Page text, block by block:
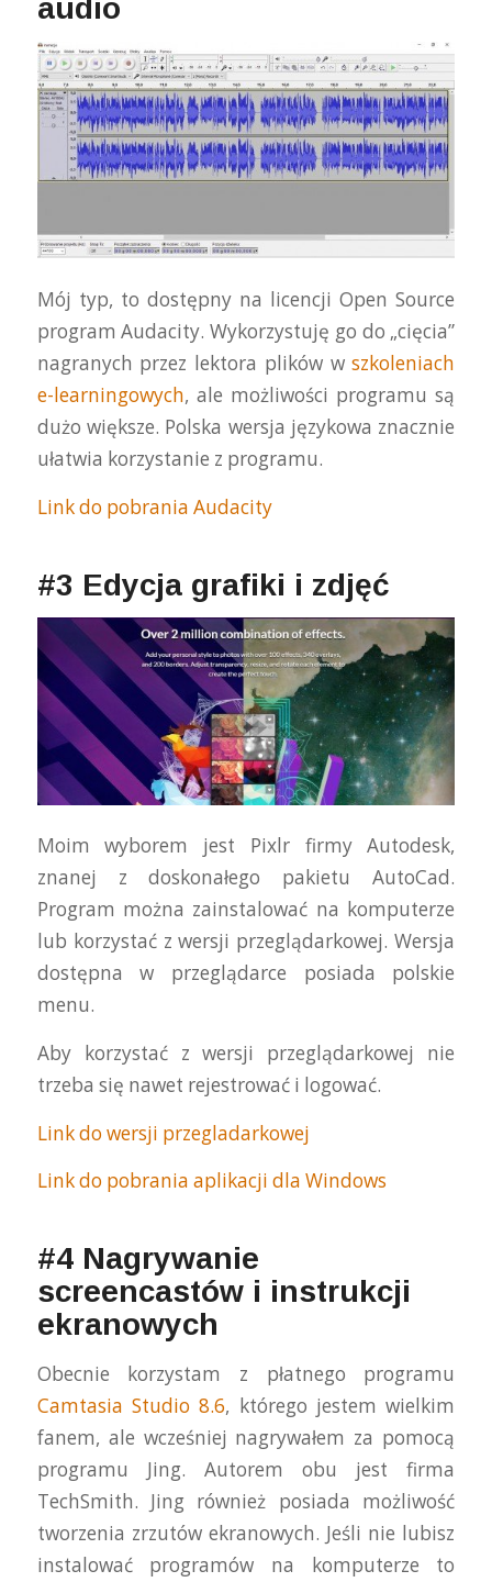
audio
Mój typ, to dostępny na licencji Open Source
program Audacity. Wykorzystuję go do „cięcia”
nagranych przez lektora plików wszkoleniach
e-learningowych, ale możliwości programu są
dużo większe. Polska wersja językowa znacznie
ułatwia korzystanie z programu.
Link do pobrania Audacity
#3 Edycja grafiki i zdjęć
Moim wyborem jest Pixlr firmy Autodesk,
znanej z doskonałego pakietu AutoCad.
Program można zainstalować na komputerze
lub korzystać z wersji przeglądarkowej. Wersja
dostępna w przeglądarce posiada polskie
menu.
Aby korzystać z wersji przeglądarkowej nie
trzeba się nawet rejestrować i logować.
Link do wersji przegladarkowej
Link do pobrania aplikacji dla Windows
#4 Nagrywanie
screencastów i instrukcji
ekranowych
Obecnie korzystam z płatnego programu
Camtasia Studio 8.6, którego jestem wielkim
fanem, ale wcześniej nagrywałem za pomocą
programu Jing. Autorem obu jest firma
TechSmith. Jing również posiada możliwość
tworzenia zrzutów ekranowych. Jeśli nie lubisz
instalować programów na komputerze to